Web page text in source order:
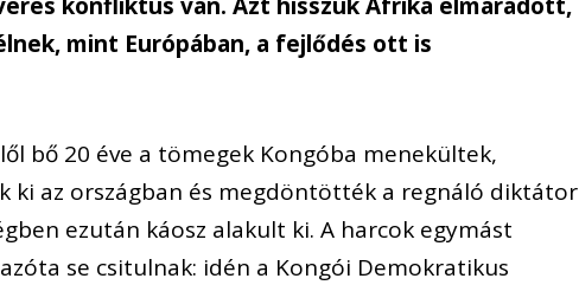
mint Európában, a fejlődés ott is
bő 20 éve a tömegek Kongóba menekültek,
az országban és megdöntötték a regnáló diktátor
ezután káosz alakult ki. A harcok egymást
se csitulnak: idén a Kongói Demokratikus